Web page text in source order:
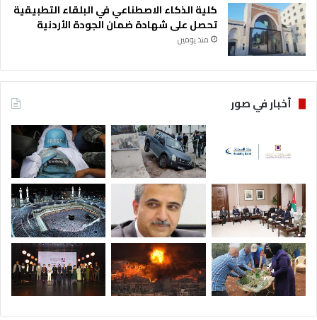
كلية الذكاء الاصطناعي في البلقاء التطبيقية
تحصل على شهادة ضمان الجودة الأردنية
منذ يومين
أخبار في صور